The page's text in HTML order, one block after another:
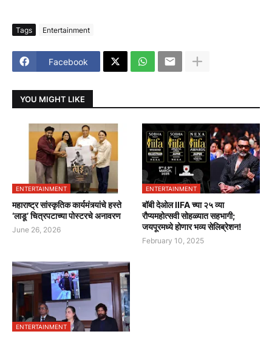
Tags Entertainment
Facebook
YOU MIGHT LIKE
ENTERTAINMENT
महाराष्ट्र सांस्कृतिक कार्यमंत्र्यांचे हस्ते
‘लाडू’ चित्रपटाच्या पोस्टरचे अनावरण
June 26, 2026
ENTERTAINMENT
बॉबी देओल IIFA च्या २५ व्या
रौप्यमहोत्सवी सोहळ्यात सहभागी;
जयपूरमध्ये होणार भव्य सेलिब्रेशन!
February 10, 2025
ENTERTAINMENT